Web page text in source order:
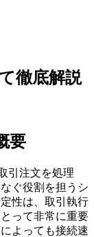
徹底解説
要
引注文を処理
ぐ役割を担うシ
性は、取引執行
って非常に重要
よっても接続速